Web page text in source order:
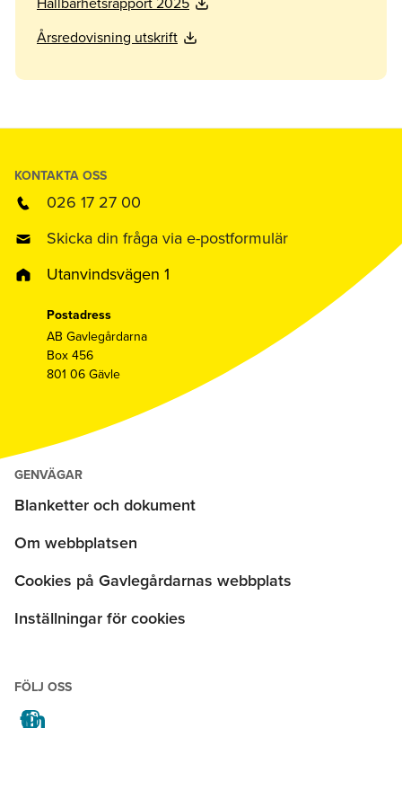
Årsredovisning utskrift
KONTAKTA OSS
026 17 27 00
Skicka din fråga via e-postformulär
Utanvindsvägen 1
Postadress
AB Gavlegårdarna
Box 456
801 06 Gävle
GENVÄGAR
Blanketter och dokument
Om webbplatsen
Cookies på Gavlegårdarnas webbplats
Inställningar för cookies
FÖLJ OSS
facebook
instagram
linkedin